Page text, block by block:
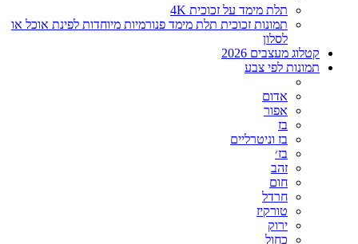
תלת מימד על זכוכית 4K
תמונות זכוכית תלת מימד פנורמיות מיוחדות לפינת אוכל או
לסלון
קטלוג מעצבים 2026
תמונות לפי צבע
אדום
אפור
בז
בז וניטרליים
בז׳
זהב
חום
חרדל
טורקיז
ירוק
כחול